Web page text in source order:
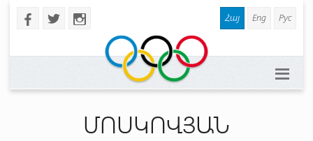
b a x Հայ Eng Рус
ՄՈՍԿՈՎՅԱՆ